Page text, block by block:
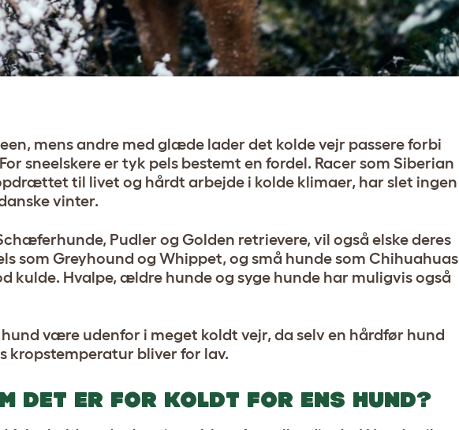
mens andre med glæde lader det kolde vejr passere forbi
sneelskere er tyk pels bestemt en fordel. Racer som Siberian
til livet og hårdt arbejde i kolde klimaer, har slet ingen
vinter.
Pudler og Golden retrievere, vil også elske deres
som Greyhound og Whippet, og små hunde som Chihuahuas
kulde. Hvalpe, ældre hunde og syge hunde har muligvis også
være udenfor i meget koldt vejr, da selv en hårdfør hund
kropstemperatur bliver for lav.
DET ER FOR KOLDT FOR ENS HUND?